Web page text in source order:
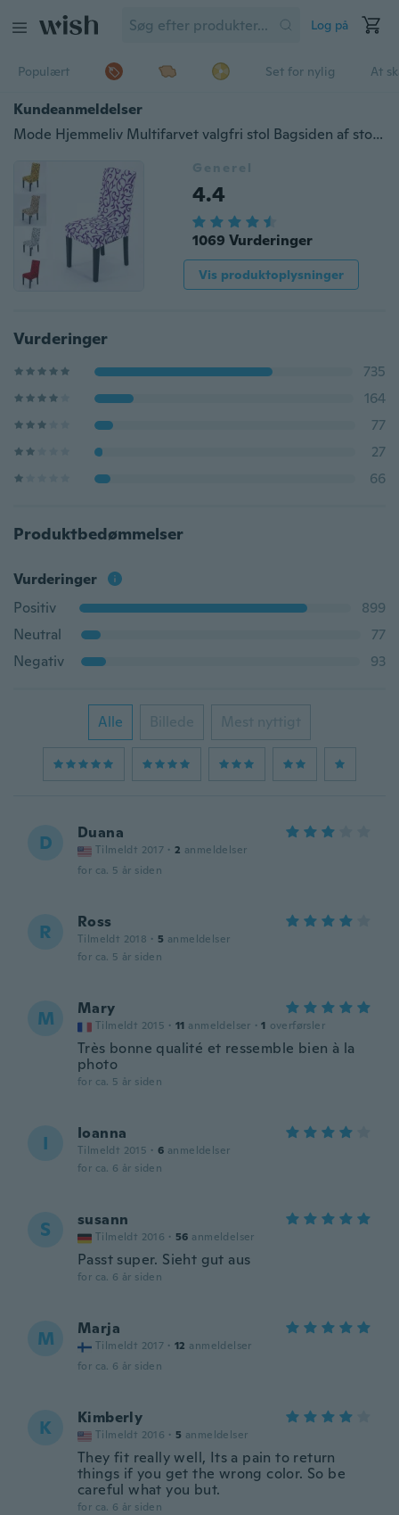
Log på
Populært Set for nylig At
Kundeanmeldelser
Mode Hjemmeliv Multifarvet valgfri stol Bagsiden af stolen Sæt med Hotel Hotel stol betræk Spisestue AntiFouling stol
Generel
4.4
1069 Vurderinger
Vis produktoplysninger
Vurderinger
735
164
77
27
66
Produktbedømmelser
Vurderinger
Positiv
899
Neutral
77
Negativ
93
Alle Billede Mest nyttigt
D Duana
Tilmeldt 2017 · 2 anmeldelser
for ca. 5 år siden
R Ross
Tilmeldt 2018 · 5 anmeldelser
for ca. 5 år siden
M Mary
Tilmeldt 2015 · 11 anmeldelser · 1 overførsler
Très bonne qualité et ressemble bien à la
photo
for ca. 5 år siden
I Ioanna
Tilmeldt 2015 · 6 anmeldelser
for ca. 6 år siden
S susann
Tilmeldt 2016 · 56 anmeldelser
Passt super. Sieht gut aus
for ca. 6 år siden
M Marja
Tilmeldt 2017 · 12 anmeldelser
for ca. 6 år siden
K Kimberly
Tilmeldt 2016 · 5 anmeldelser
They fit really well, Its a pain to return
things if you get the wrong color. So be
careful what you but.
for ca. 6 år siden